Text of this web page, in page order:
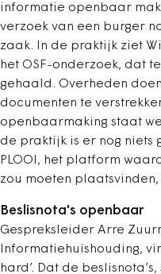
informatie openbaar
verzoek van een burger
zaak. In de praktijk ziet
het OSF-onderzoek, dat
gehaald. Overheden
documenten te
openbaarmaking staat
de praktijk is er nog niets
PLOOI, het platform
zou moeten plaatsvinden,
Beslisnota's openbaar
Gespreksleider Arre
Informatiehuishouding,
hard’. Dat de